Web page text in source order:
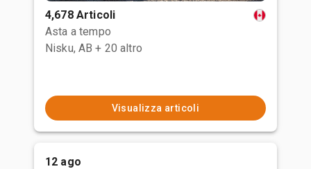
4,678 Articoli
Asta a tempo
Nisku, AB + 20 altro
Visualizza articoli
12 ago